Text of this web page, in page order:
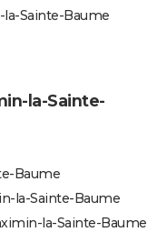
Sainte-Baume
la-Sainte-
Baume
la-Sainte-Baume
la-Sainte-Baume